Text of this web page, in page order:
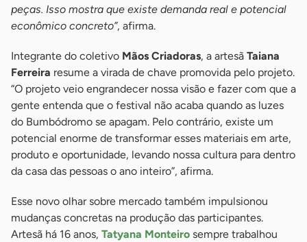
peças. Isso mostra que existe demanda real e potencial
econômico concreto”, afirma.
Integrante do coletivo Mãos Criadoras, a artesã Taiana
Ferreira resume a virada de chave promovida pelo projeto.
“O projeto veio engrandecer nossa visão e fazer com que a
gente entenda que o festival não acaba quando as luzes
do Bumbódromo se apagam. Pelo contrário, existe um
potencial enorme de transformar esses materiais em arte,
produto e oportunidade, levando nossa cultura para dentro
da casa das pessoas o ano inteiro”, afirma.
Esse novo olhar sobre mercado também impulsionou
mudanças concretas na produção das participantes.
Artesã há 16 anos, Tatyana Monteiro sempre trabalhou